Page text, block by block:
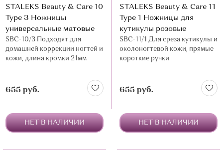
О МАГАЗИНЕ
КОНТАКТЫ
STALEKS Beauty & Care 10
Type 3 Ножницы
универсальные матовые
SBC-10/3 Подходят для
домашней коррекции ногтей и
кожи, длина кромки 21мм
655 руб.
НЕТ В НАЛИЧИИ
STALEKS Beauty & Care 11
Type 1 Ножницы для
кутикулы розовые
SBC-11/1 Для среза кутикулы и
околоногтевой кожи, прямые
короткие ручки
655 руб.
НЕТ В НАЛИЧИИ